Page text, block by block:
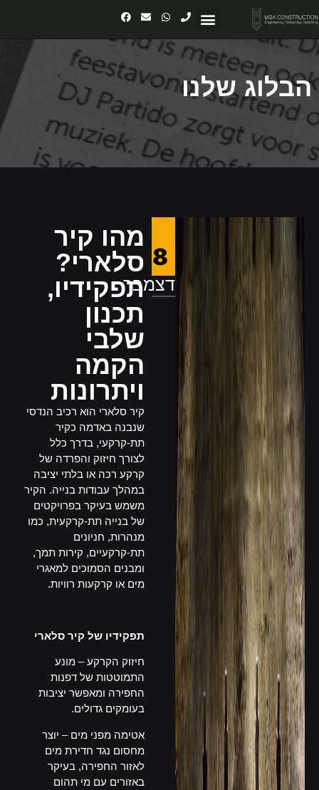
הבלוג שלנו
8
דצמבר
מהו קיר
סלארי?
תפקידיו,
תכנון
שלבי
הקמה
ויתרונות
קיר סלארי הוא רכיב הנדסי
שנבנה באדמה כקיר
תת-קרקעי, בדרך כלל
לצורך חיזוק והפרדה של
קרקע רכה או בלתי יציבה
במהלך עבודות בנייה. הקיר
משמש בעיקר בפרויקטים
של בנייה תת-קרקעית, כמו
מנהרות, חניונים
תת-קרקעיים, קירות תמך,
ומבנים הסמוכים למאגרי
מים או קרקעות רוויות.
תפקידיו של קיר סלארי
חיזוק הקרקע – מונע
התמוטטות של דפנות
החפירה ומאפשר יציבות
בעומקים גדולים.
אטימה מפני מים – יוצר
מחסום נגד חדירת מים
לאזור החפירה, בעיקר
באזורים עם מי תהום